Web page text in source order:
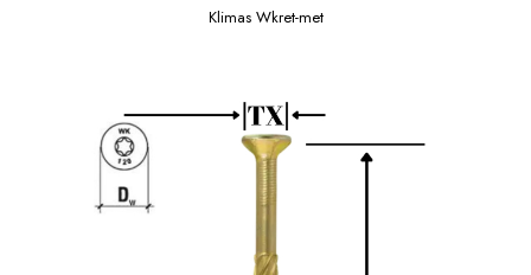
Klimas Wkret-met